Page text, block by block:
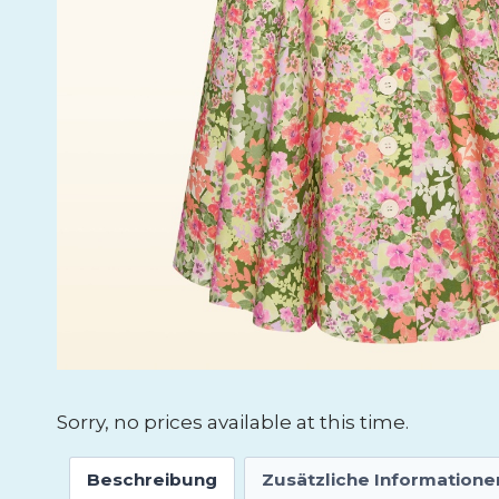
Sorry, no prices available at this time.
Beschreibung Zusätzliche